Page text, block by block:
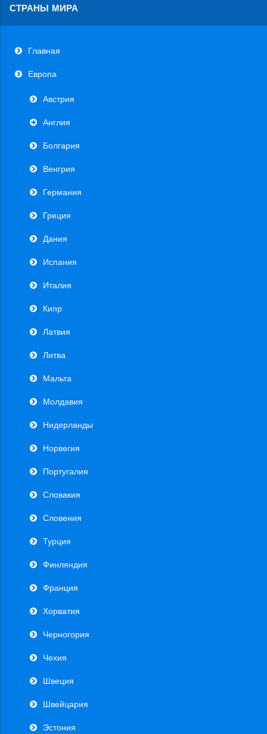
СТРАНЫ МИРА
Главная
Европа
Австрия
Англия
Болгария
Венгрия
Германия
Греция
Дания
Испания
Италия
Кипр
Латвия
Литва
Мальта
Молдавия
Нидерланды
Норвегия
Португалия
Словакия
Словения
Турция
Финляндия
Франция
Хорватия
Черногория
Чехия
Швеция
Швейцария
Эстония